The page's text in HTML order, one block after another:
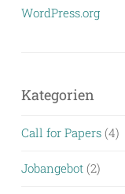
WordPress.org
Kategorien
Call for Papers (4)
Jobangebot (2)